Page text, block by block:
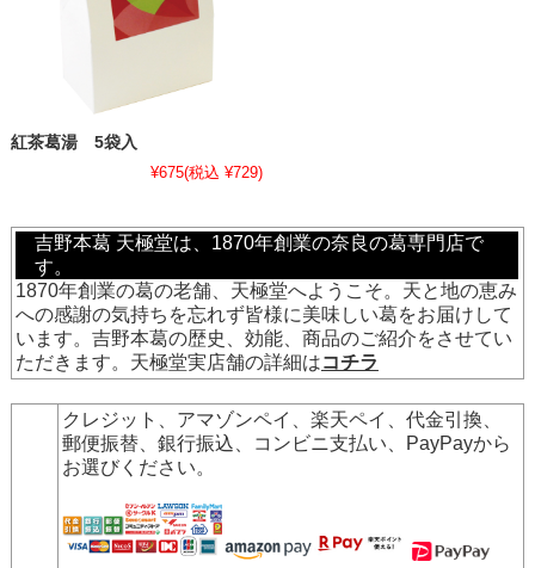
紅茶葛湯 5袋入
¥675(税込 ¥729)
吉野本葛 天極堂は、1870年創業の奈良の葛専門店で
す。
1870年創業の葛の老舗、天極堂へようこそ。天と地の恵み
への感謝の気持ちを忘れず皆様に美味しい葛をお届けして
います。吉野本葛の歴史、効能、商品のご紹介をさせてい
ただきます。天極堂実店舗の詳細はコチラ
クレジット、アマゾンペイ、楽天ペイ、代金引換、
郵便振替、銀行振込、コンビニ支払い、PayPayから
お選びください。